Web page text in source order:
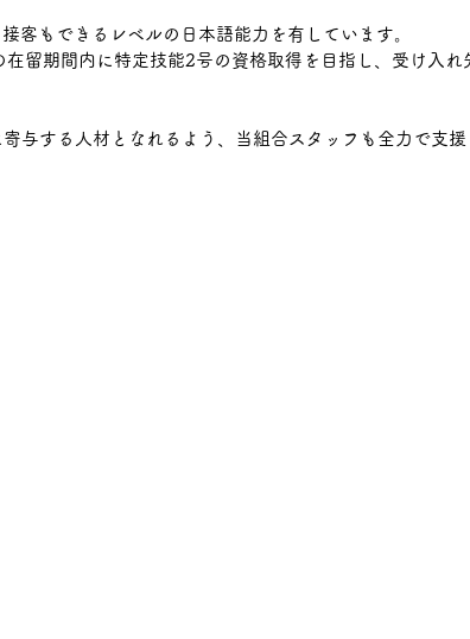
上三川 宇都宮市 那須塩原市 木材加工
客もできるレベルの日本語能力を有しています。
留期間内に特定技能2号の資格取得を目指し、受け入れ
与する人材となれるよう、当組合スタッフも全力で支